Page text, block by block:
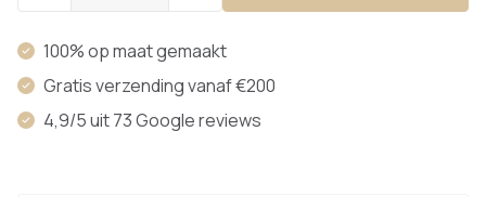
100% op maat gemaakt
Gratis verzending vanaf €200
4,9/5 uit 73 Google reviews